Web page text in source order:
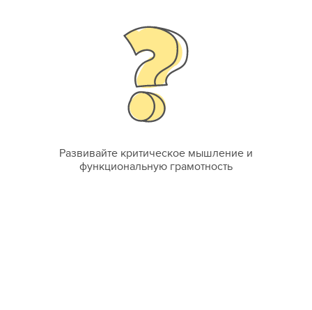
Развивайте критическое мышление и
функциональную грамотность